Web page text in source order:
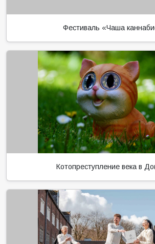
Фестиваль «Чаша
Котопреступление века в